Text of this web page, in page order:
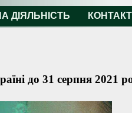
ДІЯЛЬНІСТЬ
до 31 серпня 2021